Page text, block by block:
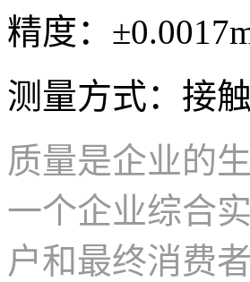
精度：
测量方式：接
质量是企业的
一个企业综合
户和最终消费